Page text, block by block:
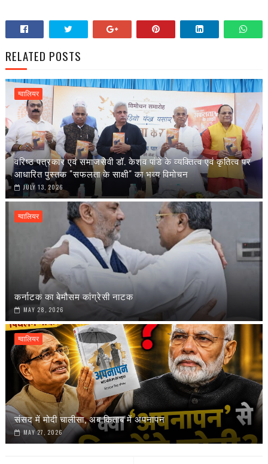
RELATED POSTS
ग्वालियर
वरिष्ठ पत्रकार एवं समाजसेवी डॉ. केशव पांडे के व्यक्तित्व एवं कृतित्व पर
आधारित पुस्तक "सफलता के साक्षी" का भव्य विमोचन
JULY 13, 2026
ग्वालियर
कर्नाटक का बेमौसम कांग्रेसी नाटक
MAY 28, 2026
ग्वालियर
संसद में मोदी चालीसा, अब किताब में अपनापन
MAY 27, 2026